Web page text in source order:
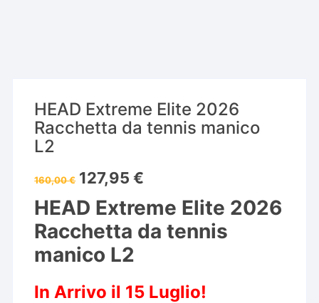
HEAD Extreme Elite 2026
Racchetta da tennis manico
L2
160,00€ Il
prezzo
era:
160,00 €.
127,95€
è:
127,95 €.
HEAD Extreme Elite 2026
Racchetta da tennis
manico L2
In Arrivo il 15 Luglio!